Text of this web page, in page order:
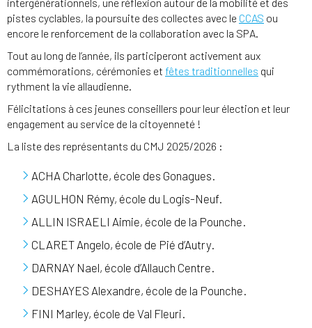
pistes cyclables, la poursuite des collectes avec le CCAS ou
encore le renforcement de la collaboration avec la SPA.
Tout au long de l’année, ils participeront activement aux
commémorations, cérémonies et fêtes traditionnelles qui
rythment la vie allaudienne.
Félicitations à ces jeunes conseillers pour leur élection et leur
engagement au service de la citoyenneté !
La liste des représentants du CMJ 2025/2026 :
ACHA Charlotte, école des Gonagues.
AGULHON Rémy, école du Logis-Neuf.
ALLIN ISRAELI Aimie, école de la Pounche.
CLARET Angelo, école de Pié d’Autry.
DARNAY Nael, école d’Allauch Centre.
DESHAYES Alexandre, école de la Pounche.
FINI Marley, école de Val Fleuri.